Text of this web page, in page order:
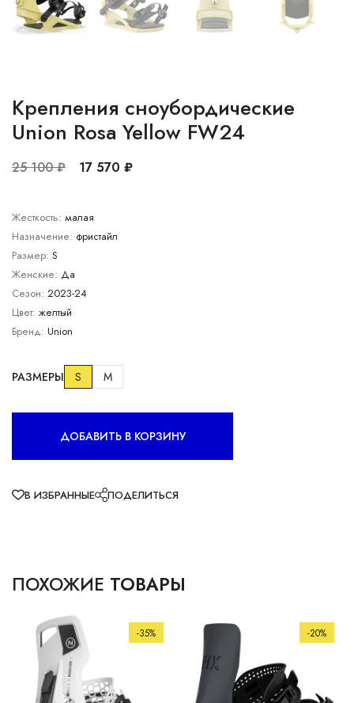
Крепления сноубордические
Union Rosa Yellow FW24
25 100 ₽ 17 570 ₽
Жесткость: малая
Назначение: фристайл
Размер: S
Женские: Да
Сезон: 2023-24
Цвет: желтый
Бренд: Union
РАЗМЕРЫ S M
ДОБАВИТЬ В КОРЗИНУ
В ИЗБРАННЫЕ ПОДЕЛИТЬСЯ
ПОХОЖИЕ ТОВАРЫ
-35% -20%